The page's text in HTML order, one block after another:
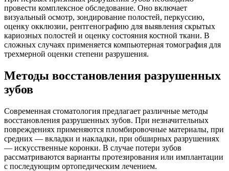
провести комплексное обследование. Оно включает
визуальный осмотр, зондирование полостей, перкуссию,
оценку окклюзии, рентгенографию для выявления скрытых
кариозных полостей и оценку состояния костной ткани. В
сложных случаях применяется компьютерная томография для
трехмерной оценки степени разрушения.
Методы восстановления разрушенных
зубов
Современная стоматология предлагает различные методы
восстановления разрушенных зубов. При незначительных
повреждениях применяются пломбировочные материалы, при
средних — вкладки и накладки, при обширных разрушениях
— искусственные коронки. В случае потери зубов
рассматриваются варианты протезирования или имплантации
с последующим ортопедическим лечением.